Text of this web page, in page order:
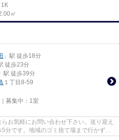
1K
㎡
」駅 徒歩18分
徒歩23分
」駅 徒歩39分
１丁目8-59
募集中： 1室
お気軽にお問い合わせ下さい。送り迎え
分です。地域のゴミ捨て場まで行かずに